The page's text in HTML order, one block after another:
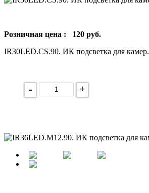
Розничная цена : 120 руб.
IR30LED.CS.90. ИК подсветка для камер.
- +